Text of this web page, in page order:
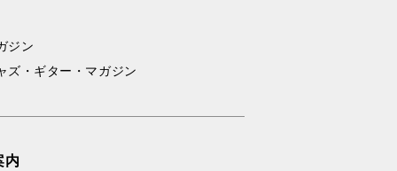
ジン
ズ・ギター・マガジン
内